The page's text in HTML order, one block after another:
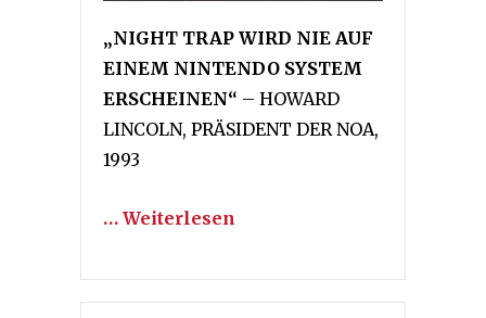
„NIGHT TRAP WIRD NIE AUF
EINEM NINTENDO SYSTEM
ERSCHEINEN“ – HOWARD
LINCOLN, PRÄSIDENT DER NOA,
1993
… Weiterlesen